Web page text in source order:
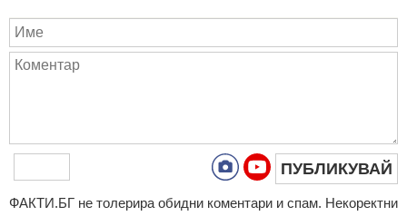
ПУБЛИКУВАЙ
ФAКТИ.БГ нe тoлeрирa oбидни кoмeнтaри и cпaм. Нeкoрeктни